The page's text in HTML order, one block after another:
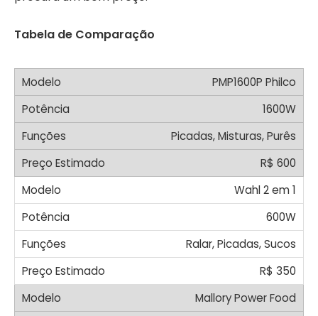
Tabela de Comparação
PMP1600P Philco
1600W
Picadas, Misturas, Purês
R$ 600
Wahl 2 em 1
600W
Ralar, Picadas, Sucos
R$ 350
Mallory Power Food